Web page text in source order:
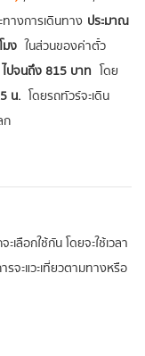
ทางการเดินทาง ประมาณ
มง ในส่วนของค่าตั๋ว
ปจนถึง 815 บาท โดย
น. โดยรถทัวร์จะเดิน
ก
ลือกใช้กัน โดยจะใช้เวลา
จะแวะเที่ยวตามทางหรือ